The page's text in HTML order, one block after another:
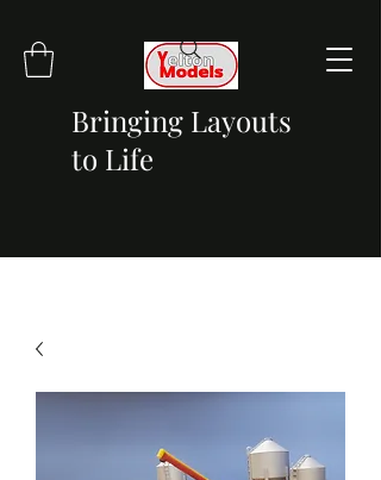
Bringing Layouts
to Life